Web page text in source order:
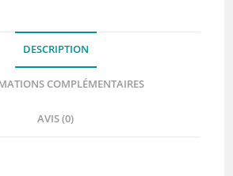
DESCRIPTION
COMPLÉMENTAIRES
AVIS (0)